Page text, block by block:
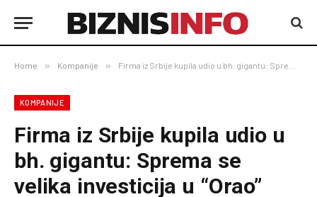
Home » Kompanije » Firma iz Srbije kupila udio u bh. gigantu: Sprema se velika investicija u “Orao”
KOMPANIJE
Firma iz Srbije kupila udio u
bh. gigantu: Sprema se
velika investicija u “Orao”